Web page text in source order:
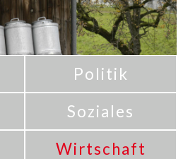
Politik
Soziales
Wirtschaft